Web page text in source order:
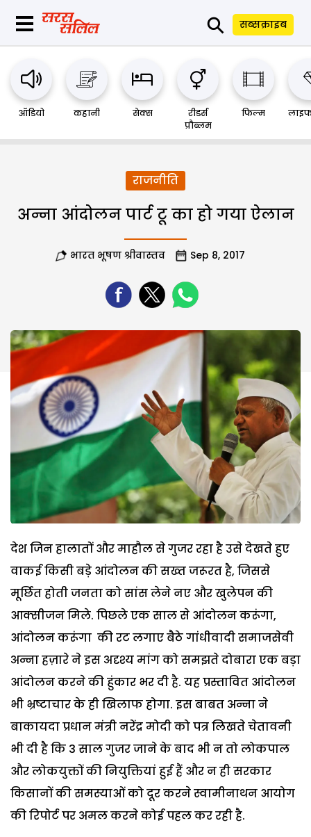
⚲ सब्सक्राइब
ऑडियो कहानी सेक्स
रीडर्स
प्रौब्लम
फिल्म
राजनीति
अन्ना आंदोलन पार्ट टू का हो गया ऐलान
भारत भूषण श्रीवास्तव Sep 8, 2017
देश जिन हालातों और माहौल से गुजर रहा है उसे देखते हुए
वाकई किसी बड़े आंदोलन की सख्त जरूरत है, जिससे
मूर्छित होती जनता को सांस लेने नए और खुलेपन की
आक्सीजन मिले. पिछले एक साल से आंदोलन करूंगा,
आंदोलन करूंगा की रट लगाए बैठे गांधीवादी समाजसेवी
अन्ना हज़ारे ने इस अदृश्य मांग को समझते दोबारा एक बड़ा
आंदोलन करने की हुंकार भर दी है. यह प्रस्तावित आंदोलन
भी भ्रष्टाचार के ही खिलाफ होगा. इस बाबत अन्ना ने
बाकायदा प्रधान मंत्री नरेंद्र मोदी को पत्र लिखते चेतावनी
भी दी है कि 3 साल गुजर जाने के बाद भी न तो लोकपाल
और लोकयुक्तों की नियुक्तियां हुई हैं और न ही सरकार
किसानों की समस्याओं को दूर करने स्वामीनाथन आयोग
की रिपोर्ट पर अमल करने कोई पहल कर रही है.